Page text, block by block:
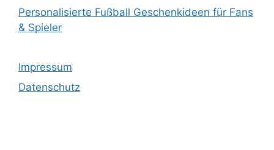
Personalisierte Fußball Geschenkideen für Fans
& Spieler
Impressum
Datenschutz